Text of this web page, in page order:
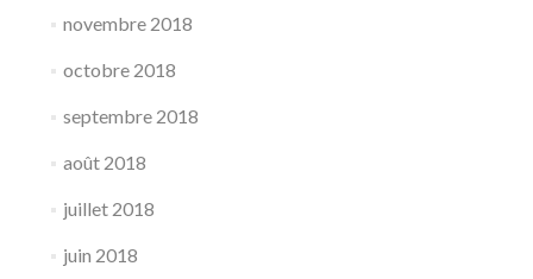
novembre 2018
octobre 2018
septembre 2018
août 2018
juillet 2018
juin 2018